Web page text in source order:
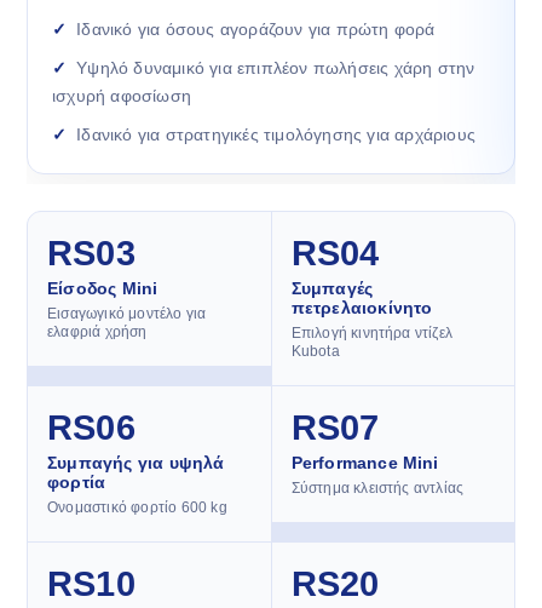
Ιδανικό για όσους αγοράζουν για πρώτη φορά
Υψηλό δυναμικό για επιπλέον πωλήσεις χάρη στην
ισχυρή αφοσίωση
Ιδανικό για στρατηγικές τιμολόγησης για αρχάριους
RS03
Είσοδος Mini
Εισαγωγικό μοντέλο για
ελαφριά χρήση
RS04
Συμπαγές
πετρελαιοκίνητο
Επιλογή κινητήρα ντίζελ
Kubota
RS06
Συμπαγής για υψηλά
φορτία
Ονομαστικό φορτίο 600 kg
RS07
Performance Mini
Σύστημα κλειστής αντλίας
RS10 RS20